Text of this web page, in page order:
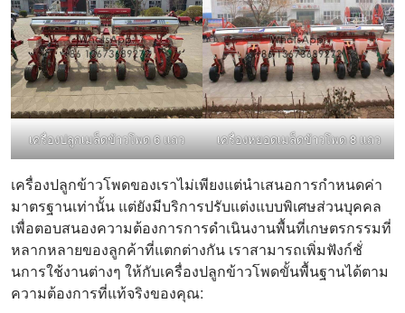
เครื่องปลูกเมล็ดข้าวโพด 6 แถว เครื่องหยอดเมล็ดข้าวโพด 8 แถว
เครื่องปลูกข้าวโพดของเราไม่เพียงแต่นำเสนอการกำหนดค่า
มาตรฐานเท่านั้น แต่ยังมีบริการปรับแต่งแบบพิเศษส่วนบุคคล
เพื่อตอบสนองความต้องการการดำเนินงานพื้นที่เกษตรกรรมที่
หลากหลายของลูกค้าที่แตกต่างกัน เราสามารถเพิ่มฟังก์ชั่
นการใช้งานต่างๆ ให้กับเครื่องปลูกข้าวโพดขั้นพื้นฐานได้ตาม
ความต้องการที่แท้จริงของคุณ: